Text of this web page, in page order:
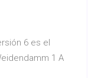
6 es el
1 A